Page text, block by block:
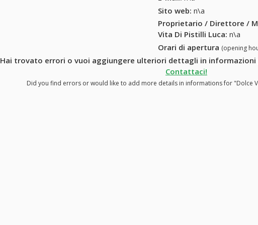
Sito web: n\a
Proprietario / Direttore /
Vita Di Pistilli Luca: n\a
Orari di apertura (opening
Hai trovato errori o vuoi aggiungere ulteriori dettagli in informazioni
Contattaci!
Did you find errors or would like to add more details in informations for "Dolce